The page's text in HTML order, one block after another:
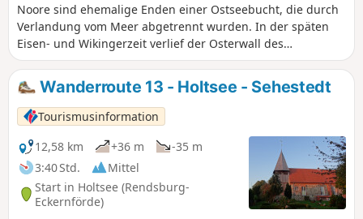
Noore sind ehemalige Enden einer Ostseebucht, die durch
Verlandung vom Meer abgetrennt wurden. In der späten
Eisen- und Wikingerzeit verlief der Osterwall des
Danewerks bis an das Windebyer Noor heran. Reste davon,
lassen sich heute noch entlang der Wanderung erkennen.
Der südwestliche Abschnitt der Wanderung verläuft auf
sehr naturnahen Wegen. Auf der anderen Seite des Noors
folgt der Wanderweg einer ehemaligen Bahntrasse.
Badefreunde können einen Abstecher zum nahegelegenen
Schnaaper See einplanen.
Wanderroute 13 - Holtsee - Sehestedt
Tourismusinformation
12,58 km
+36 m
-35 m
3:40 Std.
Mittel
Start in Holtsee (Rendsburg-
Eckernförde)